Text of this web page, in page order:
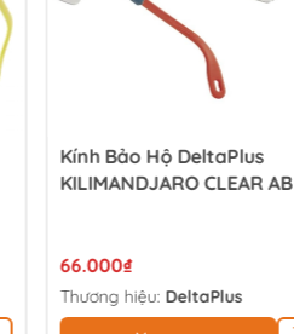
Kính Bảo Hộ DeltaPlus
KILIMANDJARO CLEAR AB
66.000₫
Thương hiệu: DeltaPlus